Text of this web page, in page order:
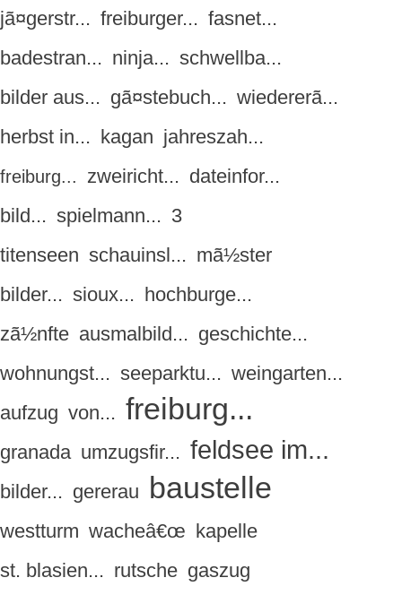
jã¤gerstr... freiburger... fasnet...
badestran... ninja... schwellba...
bilder aus... gã¤stebuch... wiedererã...
herbst in... kagan jahreszah...
freiburg... zweiricht... dateinfor...
bild... spielmann... 3
titenseen schauinsl... mã½ster
bilder... sioux... hochburge...
zã½nfte ausmalbild... geschichte...
wohnungst... seeparktu... weingarten...
aufzug von... freiburg...
granada umzugsfir... feldsee im...
bilder... gererau baustelle
westturm wacheâ€œ kapelle
st. blasien... rutsche gaszug